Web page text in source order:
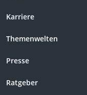
Karriere
Themenwelten
Presse
Ratgeber